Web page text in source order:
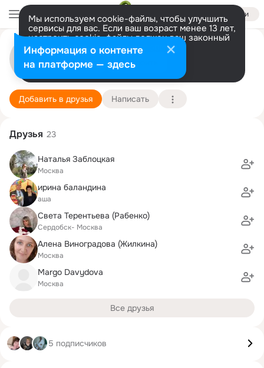
Войти
Мы используем cookie-файлы, чтобы улучшить
сервисы для вас. Если ваш возраст менее 13 лет,
настроить cookie-файлы должен ваш законный
представитель. Больше информации
Разрешить все Настроить
александр чиглинцев
москва 3 января (126 лет)
Добавить в друзья Написать
Друзья 23
Наталья Заблоцкая
Москва
ирина баландина
аша
Света Терентьева (Рабенко)
Сердобск- Москва
Алена Виноградова (Жилкина)
Москва
Margo Davydova
Москва
Все друзья
5 подписчиков
Информация о контенте
на платформе — здесь